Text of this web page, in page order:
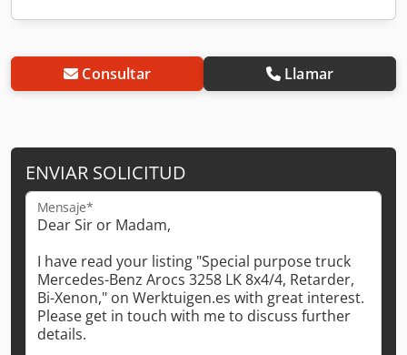
Consultar Llamar
ENVIAR SOLICITUD
Mensaje*